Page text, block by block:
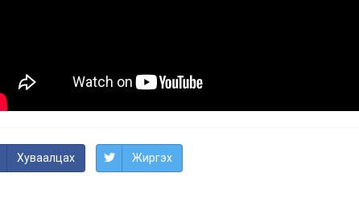
Хуваалцах Жиргэх